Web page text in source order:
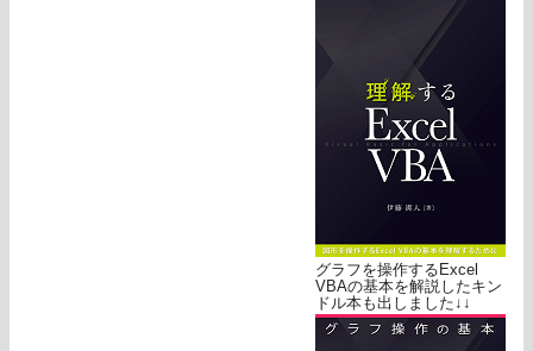
グラフを操作するExcel
VBAの基本を解説したキン
ドル本も出しました↓↓